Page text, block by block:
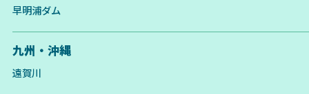
早明浦ダム
九州・沖縄
遠賀川